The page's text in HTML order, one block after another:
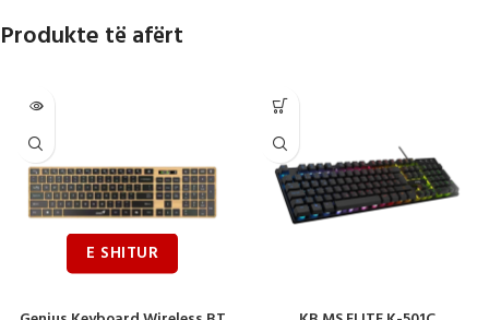
Produkte të afërt